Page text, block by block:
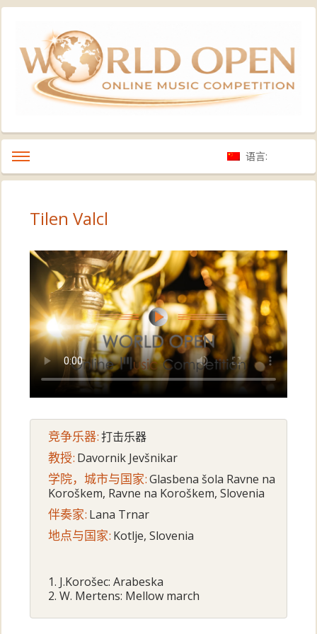
语言:
Tilen Valcl
竞争乐器:打击乐器
教授: Davornik Jevšnikar
学院，城市与国家:Glasbena šola Ravne na
Koroškem, Ravne na Koroškem, Slovenia
伴奏家: Lana Trnar
地点与国家: Kotlje, Slovenia
1. J.Korošec: Arabeska
2. W. Mertens: Mellow march